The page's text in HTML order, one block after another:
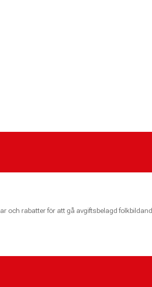
och rabatter för att gå avgiftsbelagd